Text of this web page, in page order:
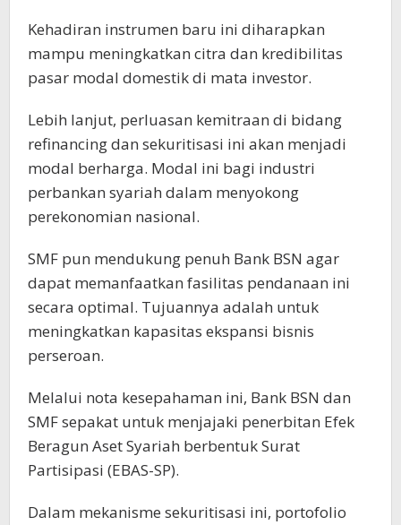
Kehadiran instrumen baru ini diharapkan
mampu meningkatkan citra dan kredibilitas
pasar modal domestik di mata investor.
Lebih lanjut, perluasan kemitraan di bidang
refinancing dan sekuritisasi ini akan menjadi
modal berharga. Modal ini bagi industri
perbankan syariah dalam menyokong
perekonomian nasional.
SMF pun mendukung penuh Bank BSN agar
dapat memanfaatkan fasilitas pendanaan ini
secara optimal. Tujuannya adalah untuk
meningkatkan kapasitas ekspansi bisnis
perseroan.
Melalui nota kesepahaman ini, Bank BSN dan
SMF sepakat untuk menjajaki penerbitan Efek
Beragun Aset Syariah berbentuk Surat
Partisipasi (EBAS-SP).
Dalam mekanisme sekuritisasi ini, portofolio